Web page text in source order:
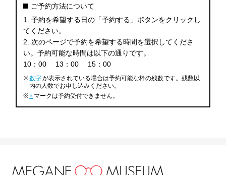
ご予約方法について
1. 予約を希望する日の「予約する」ボタンをクリックし
てください。
2. 次のページで予約を希望する時間を選択してくださ
い。予約可能な時間は以下の通りです。
10：00
13：00 15：00
※数字が表示されている場合は予約可能な枠の残数です。残数以
内の人数でお申し込みください。
※ × マークは予約受付できません。